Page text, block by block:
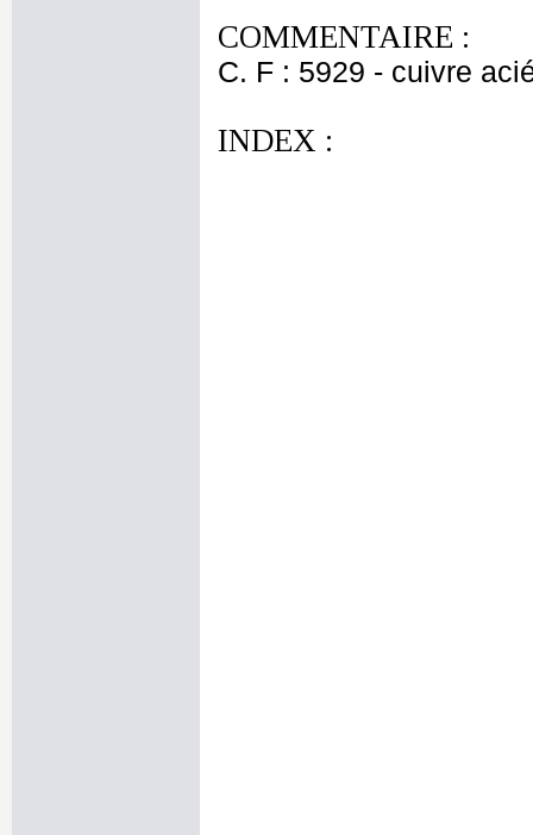
COMMENTAIRE :
C. F : 5929 - cuivre
INDEX :